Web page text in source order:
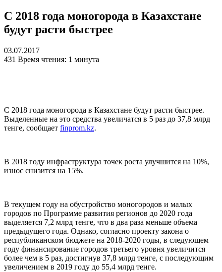
С 2018 года моногорода в Казахстане
будут расти быстрее
03.07.2017
431 Время чтения: 1 минута
С 2018 года моногорода в Казахстане будут расти быстрее.
Выделенные на это средства увеличатся в 5 раз до 37,8 млрд
тенге, сообщает finprom.kz.
В 2018 году инфраструктура точек роста улучшится на 10%,
износ снизится на 15%.
В текущем году на обустройство моногородов и малых
городов по Программе развития регионов до 2020 года
выделяется 7,2 млрд тенге, что в два раза меньше объема
предыдущего года. Однако, согласно проекту закона о
республиканском бюджете на 2018-2020 годы, в следующем
году финансирование городов третьего уровня увеличится
более чем в 5 раз, достигнув 37,8 млрд тенге, с последующим
увеличением в 2019 году до 55,4 млрд тенге.